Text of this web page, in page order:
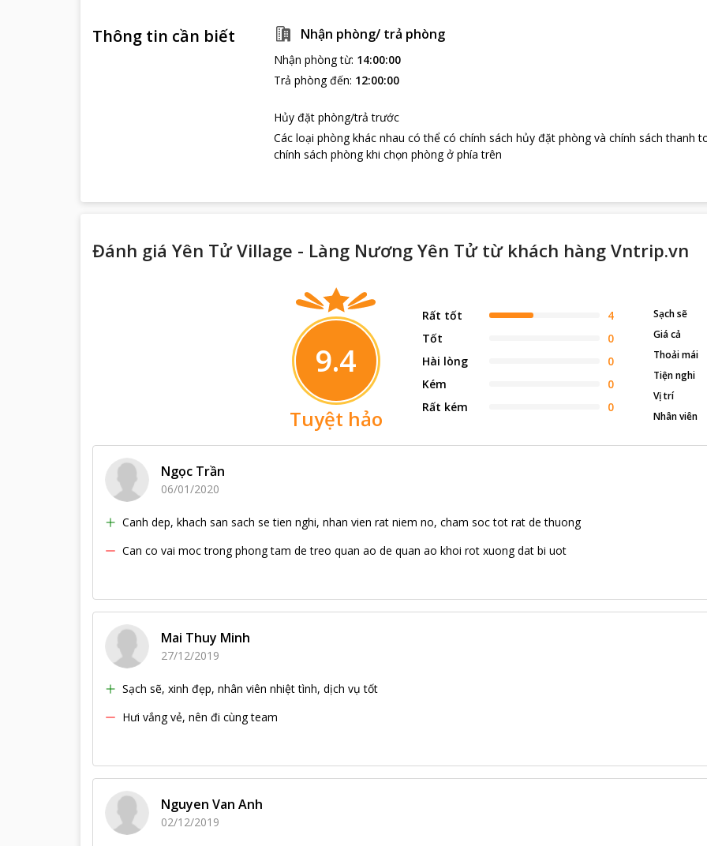
trước. Tiếng suối êm đềm, không khí trong lành, tiếng chim hót hòa ca cùng, tiếng
vời của thiên nhiên... Tất cả tạo nên một miền cổ tích thơ mộng và yên bình giúp ta
vui sống. Các tòa nhà dành cho khách nghỉ mang tên mùi hương các loài thảo
Hương Bưởi, Hương Sen, Hương Cau, Hương Quế, Hương Hồi... Mỗi tòa nhà gồm
tối giản nhưng vẫn đủ tiện nghi phục vụ cho trú khách.
Thông tin cần biết Nhận phòng/ trả phòng
Nhận phòng từ: 14:00:00
Trả phòng đến: 12:00:00
Hủy đặt phòng/trả trước
Các loại phòng khác nhau có thể có chính sách hủy đặt phòng và chính sách thanh
chính sách phòng khi chọn phòng ở phía trên
Đánh giá Yên Tử Village - Làng Nương Yên Tử từ khách hàng Vntrip.vn
9.4
Tuyệt hảo
Rất tốt
4
Tốt
0
Hài lòng
0
Kém
0
Rất kém
0
Sạch sẽ
Giá cả
Thoải mái
Tiện nghi
Vị trí
Nhân viên
Ngọc Trần
06/01/2020
Canh dep, khach san sach se tien nghi, nhan vien rat niem no, cham soc tot rat de thuong
Can co vai moc trong phong tam de treo quan ao de quan ao khoi rot xuong dat bi uot
Mai Thuy Minh
27/12/2019
Sạch sẽ, xinh đẹp, nhân viên nhiệt tình, dịch vụ tốt
Hưi vắng vẻ, nên đi cùng team
Nguyen Van Anh
02/12/2019